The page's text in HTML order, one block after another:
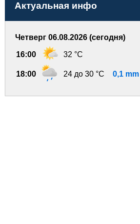
Актуальная инфо
Четверг 06.08.2026 (сегодня)
16:00 32 °C
18:00 24 до 30 °C 0,1 mm